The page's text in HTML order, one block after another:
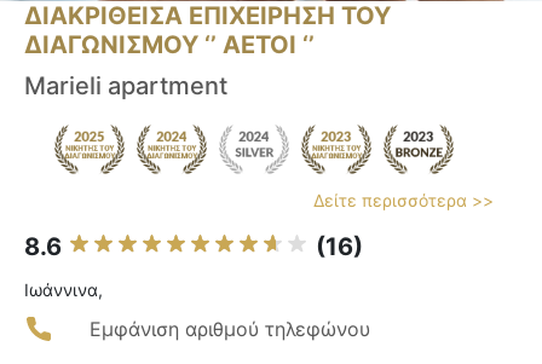
ΔΙΑΚΡΙΘΕΙΣΑ ΕΠΙΧΕΙΡΗΣΗ ΤΟΥ
ΔΙΑΓΩΝΙΣΜΟΥ ‘’ ΑΕΤΟΙ ‘’
Marieli apartment
Δείτε περισσότερα >>
8.6 (16)
Ιωάννινα,
Εμφάνιση αριθμού τηλεφώνου